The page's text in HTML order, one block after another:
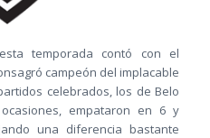
temporada contó con el
campeón del implacable
celebrados, los de Belo
empataron en 6 y
una diferencia bastante